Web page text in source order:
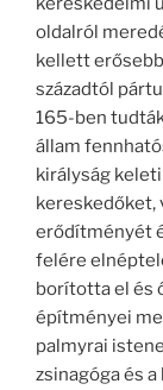
oldalról
kellett
századtól
165-ben
állam
királyság
kereskedőket,
erődítményét
felére
borította el és
építményei
palmyrai
zsinagóga és